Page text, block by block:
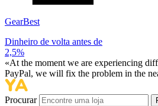
GearBest
Dinheiro de volta antes de
2,5%
«At the moment we are experiencing
PayPal, we will fix the problem in the
Procurar